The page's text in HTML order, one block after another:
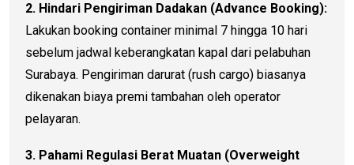
2. Hindari Pengiriman Dadakan (Advance Booking):
Lakukan booking container minimal 7 hingga 10 hari
sebelum jadwal keberangkatan kapal dari pelabuhan
Surabaya. Pengiriman darurat (rush cargo) biasanya
dikenakan biaya premi tambahan oleh operator
pelayaran.
3. Pahami Regulasi Berat Muatan (Overweight